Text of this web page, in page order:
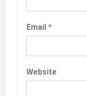
Email *
Website